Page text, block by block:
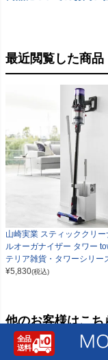
最近閲覧した商品
山崎実業 スティッククリー
ルオーガナイザー タワー
テリア雑貨・タワーシリー
¥5,830(税込)
他のお客様はこ